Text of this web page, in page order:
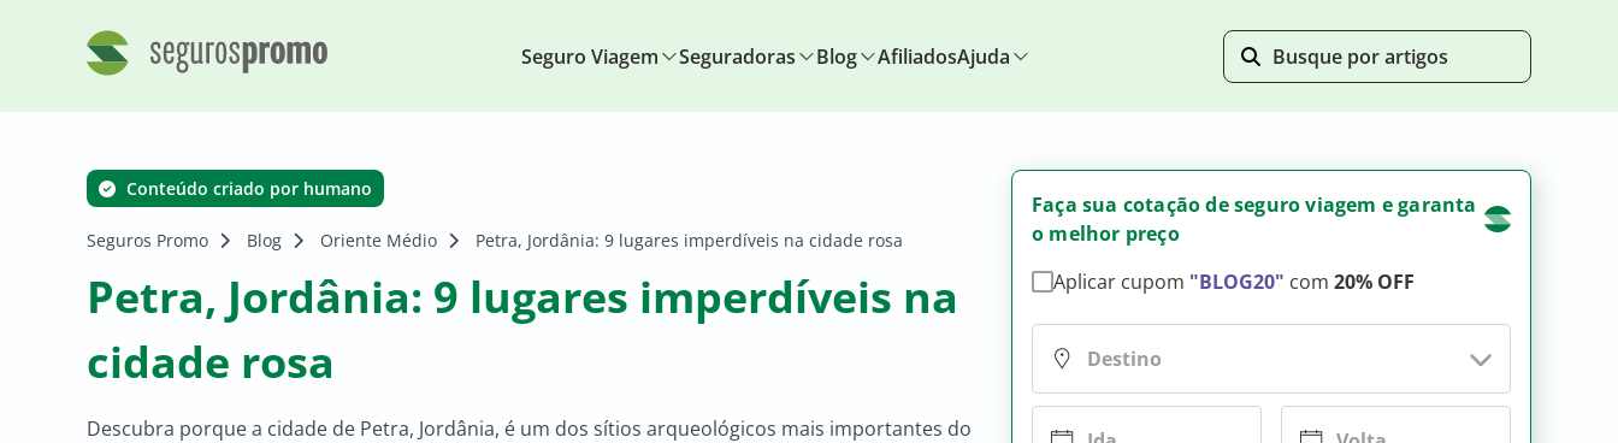
Seguro Viagem Seguradoras Blog AfiliadosAjuda
Conteúdo criado por humano
Seguros Promo Blog Oriente Médio Petra, Jordânia: 9 lugares imperdíveis na cidade rosa
Petra, Jordânia: 9 lugares imperdíveis na
cidade rosa
Descubra porque a cidade de Petra, Jordânia, é um dos sítios arqueológicos mais importantes do
Faça sua cotação de seguro viagem e garanta
o melhor preço
Aplicar cupom "BLOG20" com 20% OFF